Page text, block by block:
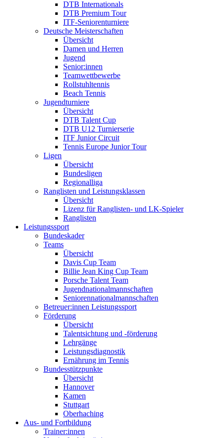
DTB Internationals
DTB Premium Tour
ITF-Seniorenturniere
Deutsche Meisterschaften
Übersicht
Damen und Herren
Jugend
Senior:innen
Teamwettbewerbe
Rollstuhltennis
Beach Tennis
Jugendturniere
Übersicht
DTB Talent Cup
DTB U12 Turnierserie
ITF Junior Circuit
Tennis Europe Junior Tour
Ligen
Übersicht
Bundesligen
Regionalliga
Ranglisten und Leistungsklassen
Übersicht
Lizenz für Ranglisten- und LK-Spieler
Ranglisten
Leistungssport
Bundeskader
Teams
Übersicht
Davis Cup Team
Billie Jean King Cup Team
Porsche Talent Team
Jugendnationalmannschaften
Seniorennationalmannschaften
Betreuer:innen Leistungssport
Förderung
Übersicht
Talentsichtung und -förderung
Lehrgänge
Leistungsdiagnostik
Ernährung im Tennis
Bundesstützpunkte
Übersicht
Hannover
Kamen
Stuttgart
Oberhaching
Aus- und Fortbildung
Trainer:innen